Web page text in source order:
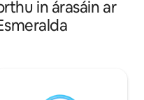
ghearr do lánúineacha 💕
in árasáin ar